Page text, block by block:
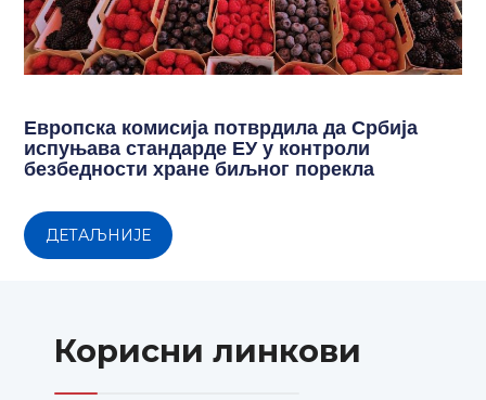
Европска комисија потврдила да Србија
испуњава стандарде ЕУ у контроли
безбедности хране биљног порекла
ДЕТАЉНИЈЕ
Корисни линкови